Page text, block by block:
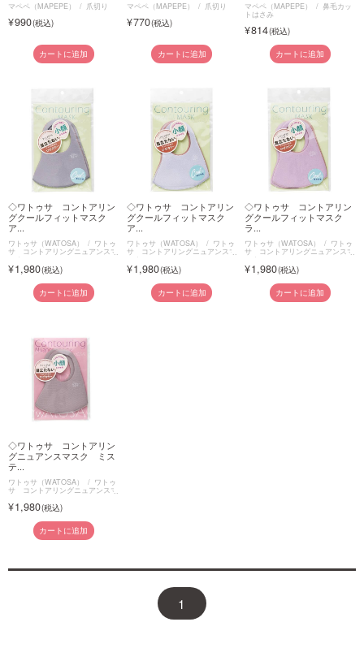
マペペ（MAPEPE） 爪切り
990
カートに追加
マペペ（MAPEPE） 爪切り
770
カートに追加
マペペ（MAPEPE） 鼻毛カッ
トはさみ
814
カートに追加
◇ワトゥサ コントアリン
グクールフィットマスク
ア...
ワトゥサ（WATOSA） ワトゥ
サ コントアリングニュアンスマ
スク
1,980
カートに追加
◇ワトゥサ コントアリン
グクールフィットマスク
ア...
ワトゥサ（WATOSA） ワトゥ
サ コントアリングニュアンスマ
スク
1,980
カートに追加
◇ワトゥサ コントアリン
グクールフィットマスク
ラ...
ワトゥサ（WATOSA） ワトゥ
サ コントアリングニュアンスマ
スク
1,980
カートに追加
◇ワトゥサ コントアリン
グニュアンスマスク ミス
テ...
ワトゥサ（WATOSA） ワトゥ
サ コントアリングニュアンスマ
1,980
カートに追加
1